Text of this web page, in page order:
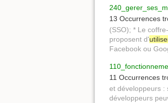
13 Occurrences
(SSO); * Le
proposent d'
Facebook ou
11 Occurrences
et développeurs :
développeurs